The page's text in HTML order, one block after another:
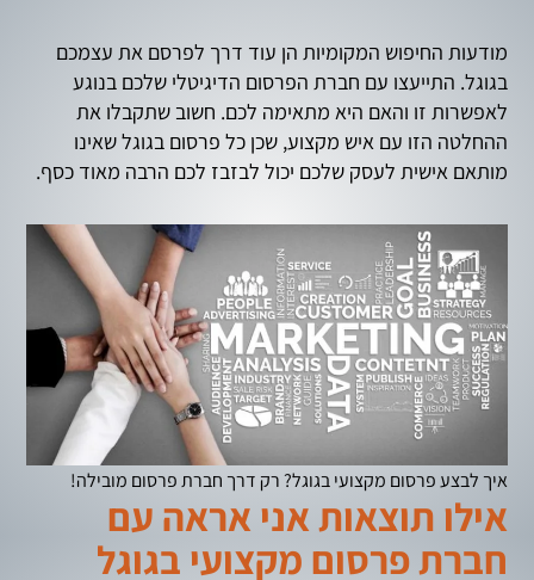
מודעות החיפוש המקומיות הן עוד דרך לפרסם את עצמכם
בגוגל. התייעצו עם חברת הפרסום הדיגיטלי שלכם בנוגע
לאפשרות זו והאם היא מתאימה לכם. חשוב שתקבלו את
ההחלטה הזו עם איש מקצוע, שכן כל פרסום בגוגל שאינו
מותאם אישית לעסק שלכם יכול לבזבז לכם הרבה מאוד כסף.
איך לבצע פרסום מקצועי בגוגל? רק דרך חברת פרסום מובילה!
אילו תוצאות אני אראה עם
חברת פרסום מקצועי בגוגל